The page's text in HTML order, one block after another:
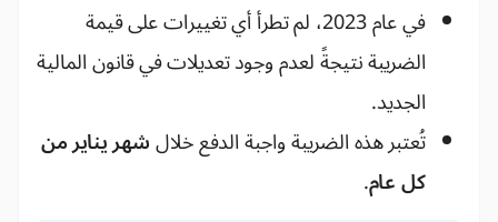
في عام 2023، لم تطرأ أي تغييرات على قيمة
الضريبة نتيجةً لعدم وجود تعديلات في قانون المالية
الجديد.
تُعتبر هذه الضريبة واجبة الدفع خلالشهر يناير من
كل عام.